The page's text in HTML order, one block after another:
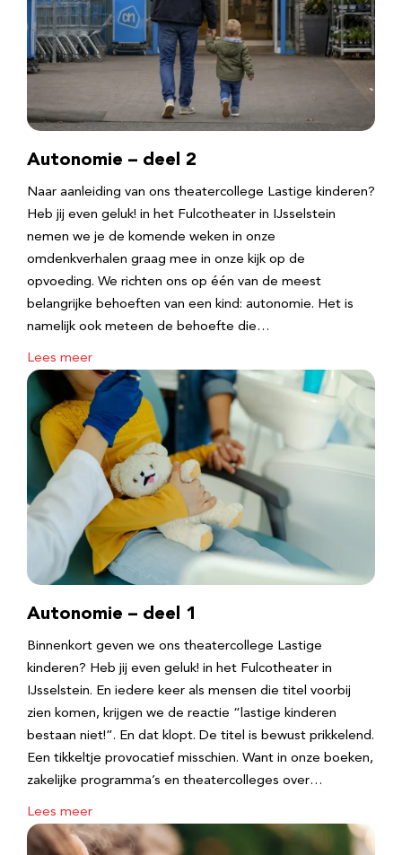
Autonomie – deel 2
Naar aanleiding van ons theatercollege Lastige kinderen?
Heb jij even geluk! in het Fulcotheater in IJsselstein
nemen we je de komende weken in onze
omdenkverhalen graag mee in onze kijk op de
opvoeding. We richten ons op één van de meest
belangrijke behoeften van een kind: autonomie. Het is
namelijk ook meteen de behoefte die…
Lees meer
Autonomie – deel 1
Binnenkort geven we ons theatercollege Lastige
kinderen? Heb jij even geluk! in het Fulcotheater in
IJsselstein. En iedere keer als mensen die titel voorbij
zien komen, krijgen we de reactie “lastige kinderen
bestaan niet!”. En dat klopt. De titel is bewust prikkelend.
Een tikkeltje provocatief misschien. Want in onze boeken,
zakelijke programma’s en theatercolleges over…
Lees meer